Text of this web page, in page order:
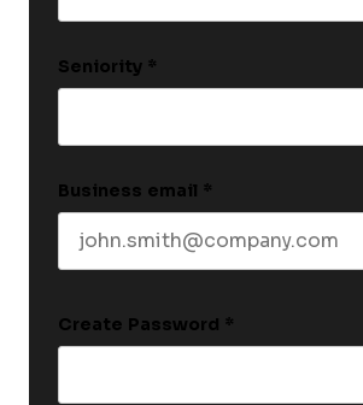
Seniority *
Business email *
Create Password *